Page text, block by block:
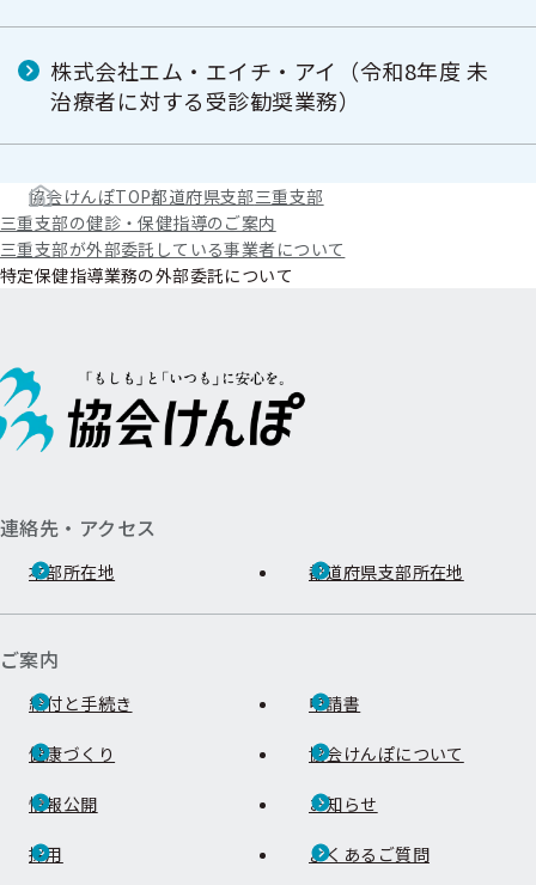
株式会社エム・エイチ・アイ（令和8年度 未
治療者に対する受診勧奨業務）
協会けんぽTOP都道府県支部三重支部
三重支部の健診・保健指導のご案内
三重支部が外部委託している事業者について
特定保健指導業務の外部委託について
連絡先・アクセス
本部所在地 都道府県支部所在地
ご案内
給付と手続き 申請書
健康づくり 協会けんぽについて
情報公開 お知らせ
採用 よくあるご質問